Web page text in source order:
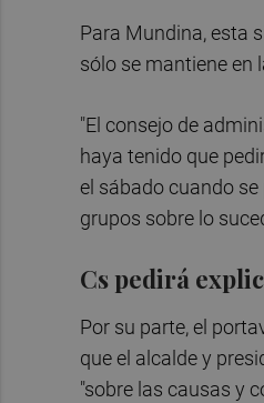
Para Mundina, esta
sólo se mantiene en
"El consejo de
haya tenido que
el sábado cuando
grupos sobre lo
Cs pedirá
Por su parte, el
que el alcalde y
"sobre las causas y